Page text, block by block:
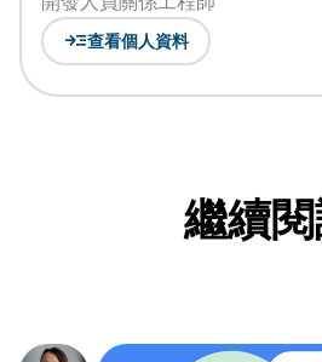
read_more查看個人資料
繼續